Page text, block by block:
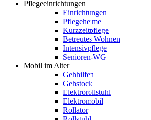
Pflegeeinrichtungen
Einrichtungen
Pflegeheime
Kurzzeitpflege
Betreutes Wohnen
Intensivpflege
Senioren-WG
Mobil im Alter
Gehhilfen
Gehstock
Elektrorollstuhl
Elektromobil
Rollator